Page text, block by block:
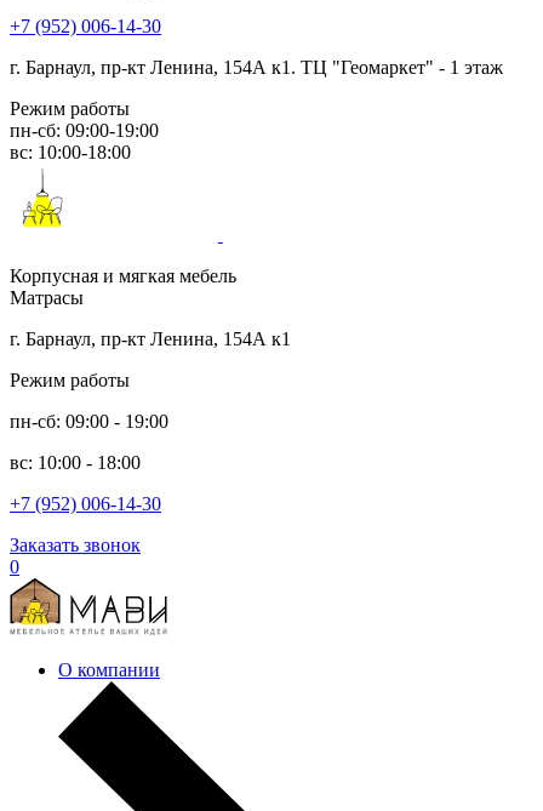
+7 (952) 006-14-30
г. Барнаул, пр-кт Ленина, 154А к1. ТЦ "Геомаркет" - 1 этаж
Режим работы
пн-сб: 09:00-19:00
вс: 10:00-18:00
Корпусная и мягкая мебель
Матрасы
г. Барнаул, пр-кт Ленина, 154А к1
Режим работы
пн-сб: 09:00 - 19:00
вс: 10:00 - 18:00
+7 (952) 006-14-30
Заказать звонок
0
О компании